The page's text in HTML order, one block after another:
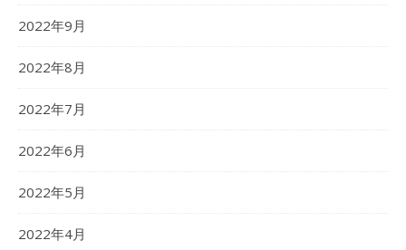
2022年9月
2022年8月
2022年7月
2022年6月
2022年5月
2022年4月